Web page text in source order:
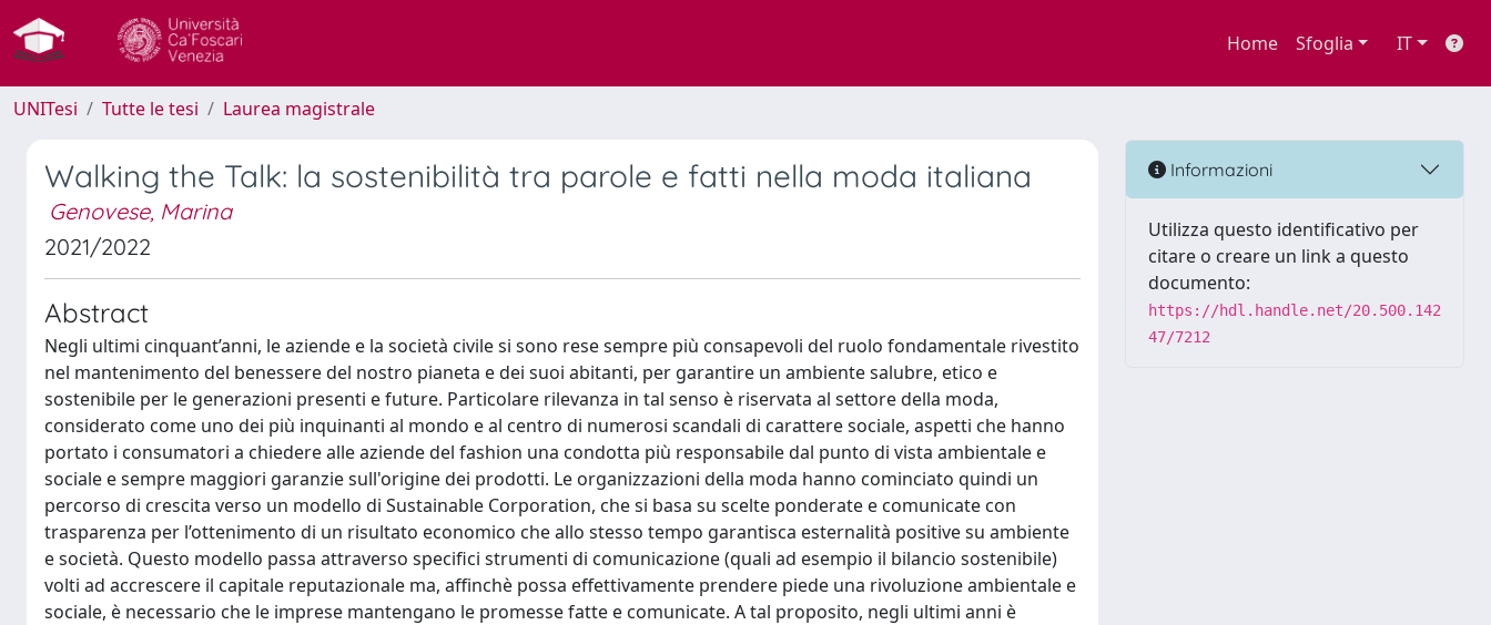
Home Sfoglia IT
UNITesi Tutte le tesi Laurea magistrale
Walking the Talk: la sostenibilità tra parole e fatti nella moda italiana
Genovese, Marina
2021/2022
Abstract
Negli ultimi cinquant’anni, le aziende e la società civile si sono rese sempre più consapevoli del ruolo fondamentale rivestito
nel mantenimento del benessere del nostro pianeta e dei suoi abitanti, per garantire un ambiente salubre, etico e
sostenibile per le generazioni presenti e future. Particolare rilevanza in tal senso è riservata al settore della moda,
considerato come uno dei più inquinanti al mondo e al centro di numerosi scandali di carattere sociale, aspetti che hanno
portato i consumatori a chiedere alle aziende del fashion una condotta più responsabile dal punto di vista ambientale e
sociale e sempre maggiori garanzie sull'origine dei prodotti. Le organizzazioni della moda hanno cominciato quindi un
percorso di crescita verso un modello di Sustainable Corporation, che si basa su scelte ponderate e comunicate con
trasparenza per l’ottenimento di un risultato economico che allo stesso tempo garantisca esternalità positive su ambiente
e società. Questo modello passa attraverso specifici strumenti di comunicazione (quali ad esempio il bilancio sostenibile)
volti ad accrescere il capitale reputazionale ma, affinchè possa effettivamente prendere piede una rivoluzione ambientale e
sociale, è necessario che le imprese mantengano le promesse fatte e comunicate. A tal proposito, negli ultimi anni è
Informazioni
Utilizza questo identificativo per
citare o creare un link a questo
documento:
https://hdl.handle.net/20.500.142
47/7212